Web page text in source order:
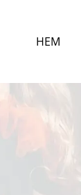
HEM